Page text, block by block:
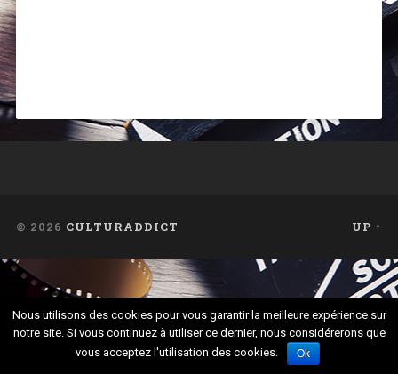
© 2026 CULTURADDICT UP ↑
Nous utilisons des cookies pour vous garantir la meilleure expérience sur
notre site. Si vous continuez à utiliser ce dernier, nous considérerons que
vous acceptez l'utilisation des cookies.
Ok